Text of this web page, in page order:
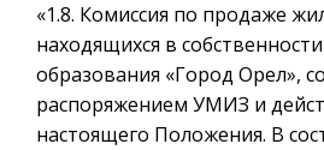
«1.8. Комиссия по продаже
находящихся в
образования «Город Орел»,
распоряжением УМИЗ и
настоящего Положения. В